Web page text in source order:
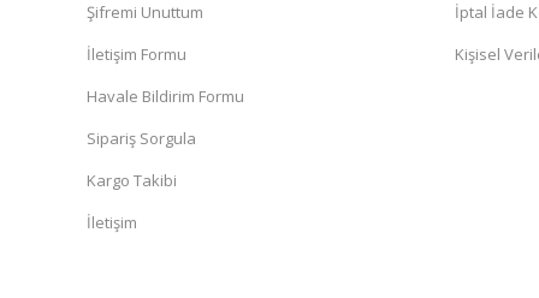
Şifremi Unuttum
İletişim Formu
Havale Bildirim Formu
Sipariş Sorgula
Kargo Takibi
İletişim
İptal İade
Kişisel